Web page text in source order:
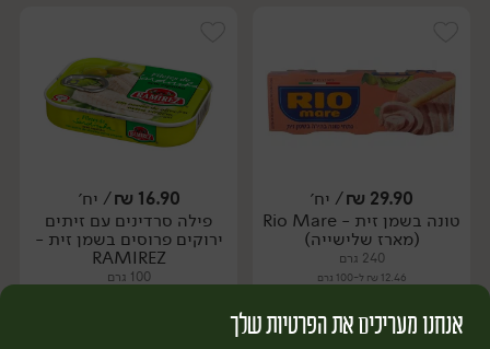
יח׳ יח׳
29.90
₪/ יח׳
טונה בשמן זית - Rio Mare
(מארז שלישייה)
240 גרם
12.46 ₪ ל-100 גרם
16.90
₪/ יח׳
פילה סרדינים עם זיתים
ירוקים פרוסים בשמן זית -
RAMIREZ
100 גרם
אנחנו מעריכים את הפרטיות שלך